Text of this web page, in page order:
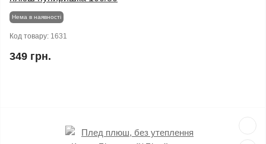
Нема в наявності
Код товару: 1631
349 грн.